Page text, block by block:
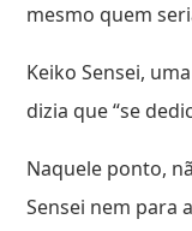
mesmo quem
Keiko Sensei,
dizia que “se
Naquele ponto,
Sensei nem para